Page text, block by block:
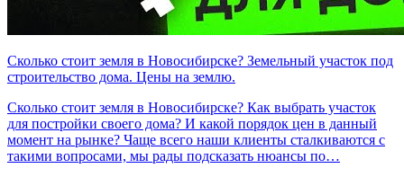
Сколько стоит земля в Новосибирске? Земельный участок под
строительство дома. Цены на землю.
Сколько стоит земля в Новосибирске? Как выбрать участок
для постройки своего дома? И какой порядок цен в данный
момент на рынке? Чаще всего наши клиенты сталкиваются с
такими вопросами, мы рады подсказать нюансы по…